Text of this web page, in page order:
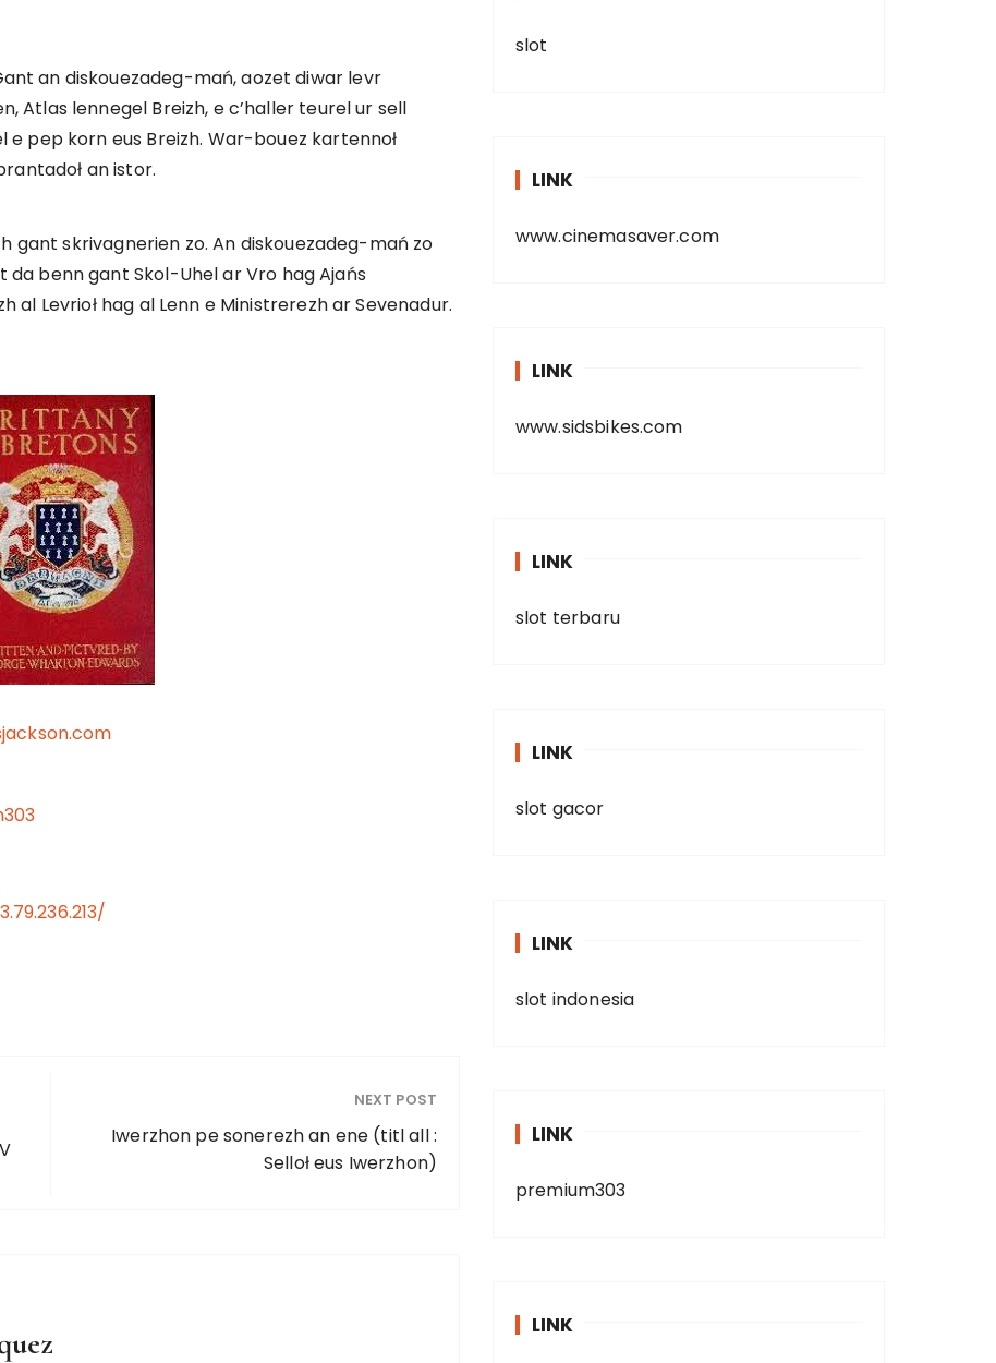
an diskouezadeg-mań, aozet diwar levr
Atlas lennegel Breizh, e c’haller teurel ur sell
pep korn eus Breizh. War-bouez kartennoł
an istor.
gant skrivagnerien zo. An diskouezadeg-mań zo
benn gant Skol-Uhel ar Vro hag Ajańs
al Levrioł hag al Lenn e Ministrerezh ar Sevenadur.
NEXT POST
Iwerzhon pe sonerezh an ene (titl all :
Selloł eus Iwerzhon)
slot
LINK
www.cinemasaver.com
LINK
www.sidsbikes.com
LINK
slot terbaru
LINK
slot gacor
LINK
slot indonesia
LINK
premium303
LINK